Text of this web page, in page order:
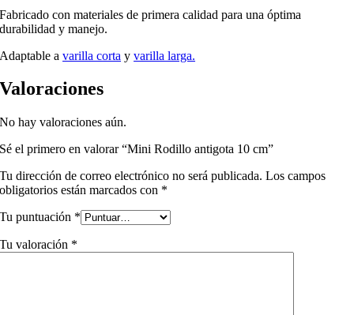
Fabricado con materiales de primera calidad para una óptima
durabilidad y manejo.
Adaptable avarilla corta yvarilla larga.
Valoraciones
No hay valoraciones aún.
Sé el primero en valorar “Mini Rodillo antigota 10 cm”
Tu dirección de correo electrónico no será publicada. Los campos
obligatorios están marcados con *
Tu puntuación *
Tu valoración *